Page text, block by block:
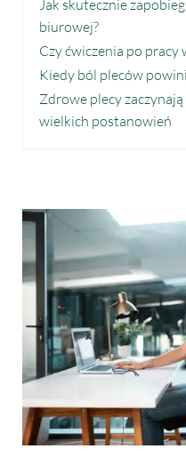
Jak skutecznie
biurowej?
Czy ćwiczenia po pracy
Kiedy ból pleców
Zdrowe plecy
wielkich postanowień